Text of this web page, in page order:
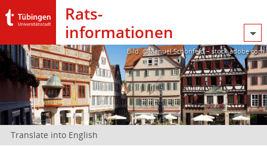
Rats­
informationen
Bild: @Manuel Schönfeld – stock.adobe.com
Translate into English